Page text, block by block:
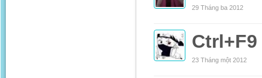
29 Tháng ba 2012
Ctrl+F9
23 Tháng một 2012